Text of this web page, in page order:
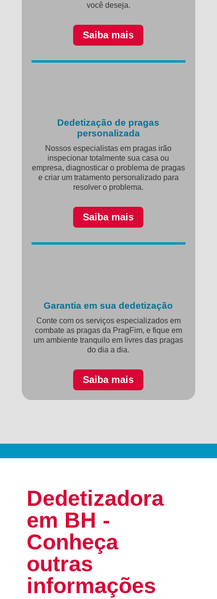
você deseja.
Saiba mais
Dedetização de pragas
personalizada
Nossos especialistas em pragas irão
inspecionar totalmente sua casa ou
empresa, diagnosticar o problema de pragas
e criar um tratamento personalizado para
resolver o problema.
Saiba mais
Garantia em sua dedetização
Conte com os serviços especializados em
combate as pragas da PragFim, e fique em
um ambiente tranquilo em livres das pragas
do dia a dia.
Saiba mais
Dedetizadora
em BH -
Conheça
outras
informações